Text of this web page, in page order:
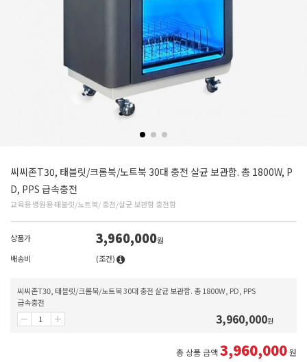
씨씨존T30, 태블릿/크롬북/노트북 30대 충전 살균 보관함. 총 1800W, P
D, PPS 급속충전
교육용 병원용 태블릿/노트북/ 충전/살균 보관함 충전함
상품가 3,960,000원
배송비
(조건)
씨씨존T30, 태블릿/크롬북/노트북 30대 충전 살균 보관함. 총 1800W, PD, PPS
급속충전
3,960,000원
총 상품 금액3,960,000원